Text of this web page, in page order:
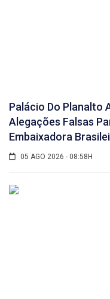
Palácio Do Planalto
Alegações Falsas
Embaixadora
05 AGO 2026 - 08:58H